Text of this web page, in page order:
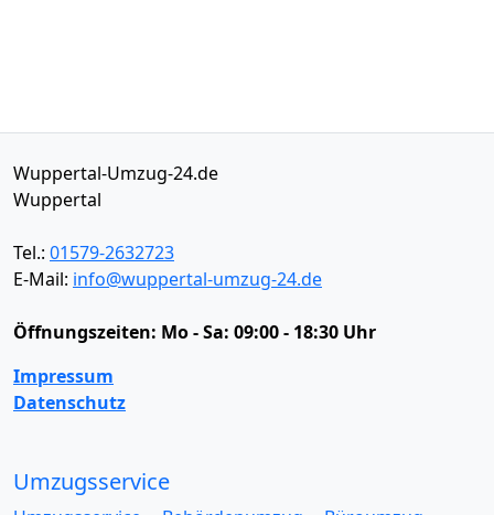
Wuppertal-Umzug-24.de
Wuppertal
Tel.: 01579-2632723
E-Mail: info@wuppertal-umzug-24.de
Öffnungszeiten: Mo - Sa: 09:00 - 18:30 Uhr
Impressum
Datenschutz
Umzugsservice